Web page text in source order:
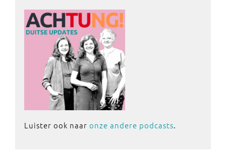
Luister ook naar onze andere podcasts.